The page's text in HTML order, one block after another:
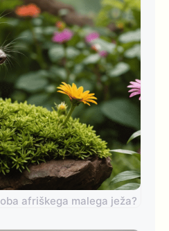
afriškega malega ježa?